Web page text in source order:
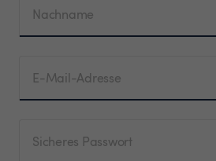
Nachname
E-Mail-Adresse
Sicheres Passwort